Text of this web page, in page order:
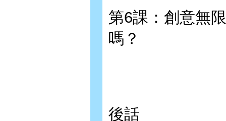
第6課：創意無
嗎？
後話